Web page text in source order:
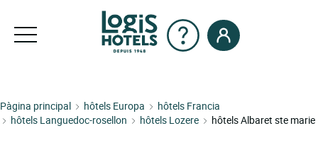
Pàgina principal hôtels Europa
hôtels Francia
hôtels Languedoc-rosellon
hôtels Lozere hôtels Albaret ste marie